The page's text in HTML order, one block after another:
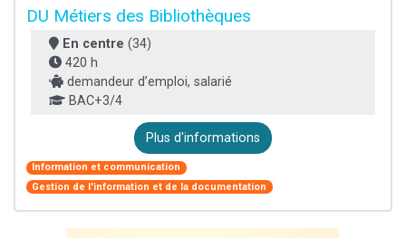
DU Métiers des Bibliothèques
En centre (34)
420 h
demandeur d’emploi, salarié
BAC+3/4
Plus d'informations
Information et communication
Gestion de l'information et de la documentation